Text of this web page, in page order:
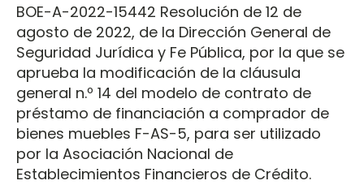
BOE-A-2022-15442 Resolución de 12 de
agosto de 2022, de la Dirección General de
Seguridad Jurídica y Fe Pública, por la que se
aprueba la modificación de la cláusula
general n.º 14 del modelo de contrato de
préstamo de financiación a comprador de
bienes muebles F-AS-5, para ser utilizado
por la Asociación Nacional de
Establecimientos Financieros de Crédito.